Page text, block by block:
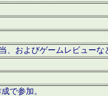
、およびゲームレビューな
で参加。